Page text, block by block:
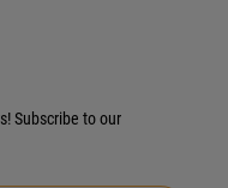
Subscribe to our